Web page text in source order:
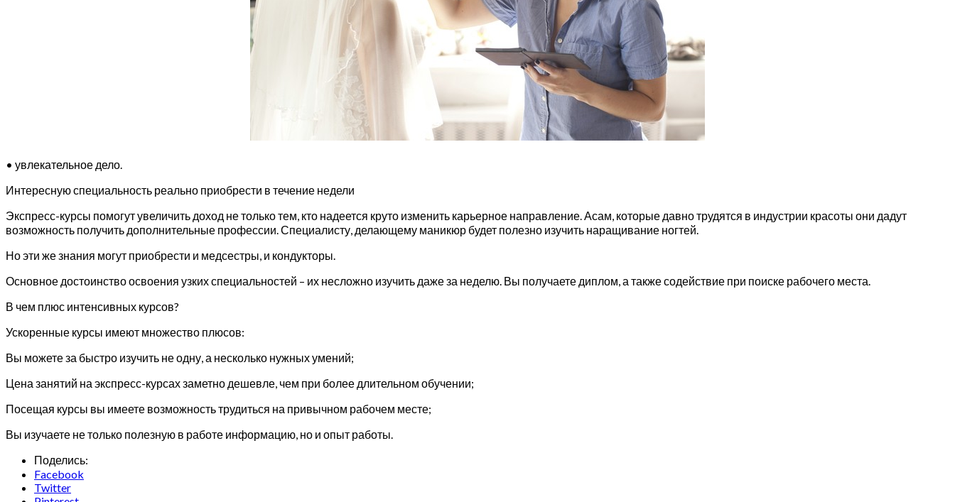
• увлекательное дело.
Интересную специальность реально приобрести в течение недели
Экспресс-курсы помогут увеличить доход не только тем, кто надеется круто изменить карьерное направление. Асам, которые давно трудятся в индустрии красоты они дадут
возможность получить дополнительные профессии. Специалисту, делающему маникюр будет полезно изучить наращивание ногтей.
Но эти же знания могут приобрести и медсестры, и кондукторы.
Основное достоинство освоения узких специальностей – их несложно изучить даже за неделю. Вы получаете диплом, а также содействие при поиске рабочего места.
В чем плюс интенсивных курсов?
Ускоренные курсы имеют множество плюсов:
Вы можете за быстро изучить не одну, а несколько нужных умений;
Цена занятий на экспресс-курсах заметно дешевле, чем при более длительном обучении;
Посещая курсы вы имеете возможность трудиться на привычном рабочем месте;
Вы изучаете не только полезную в работе информацию, но и опыт работы.
Поделись:
Facebook
Twitter